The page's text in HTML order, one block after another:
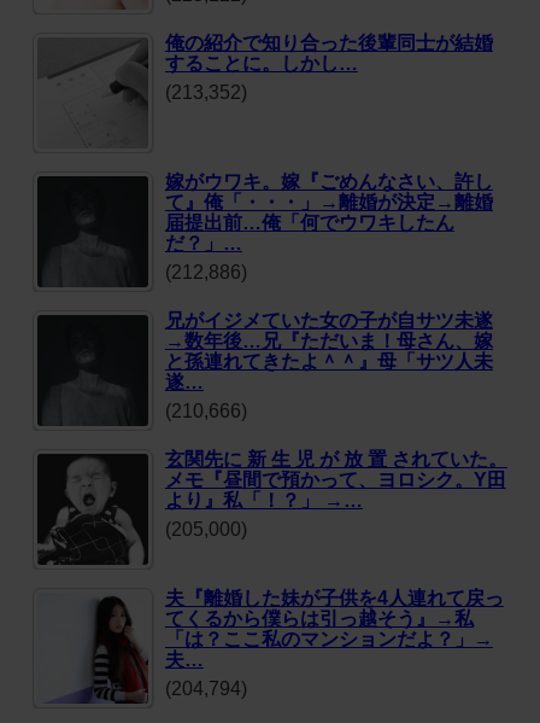
俺の紹介で知り合った後輩同士が結婚
することに。しかし…
(213,352)
嫁がウワキ。嫁『ごめんなさい、許し
て』俺「・・・」→離婚が決定→離婚
届提出前…俺「何でウワキしたん
だ？」…
(212,886)
兄がイジメていた女の子が自サツ未遂
→数年後…兄『ただいま！母さん、嫁
と孫連れてきたよ＾＾』母「サツ人未
遂…
(210,666)
玄関先に 新 生 児 が 放 置 されていた。
メモ『昼間で預かって、ヨロシク。Y田
より』私「！？」 →…
(205,000)
夫『離婚した妹が子供を4人連れて戻っ
てくるから僕らは引っ越そう』→私
「は？ここ私のマンションだよ？」→
夫…
(204,794)